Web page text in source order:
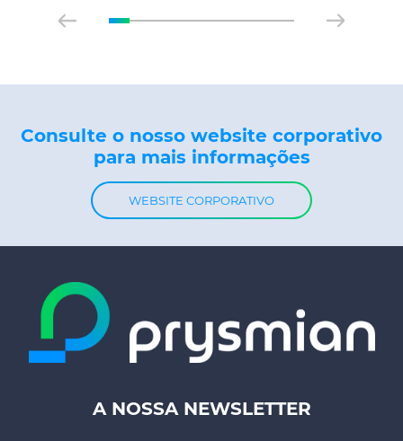
Consulte o nosso website corporativo
para mais informações
WEBSITE CORPORATIVO
FooterA NOSSA NEWSLETTER